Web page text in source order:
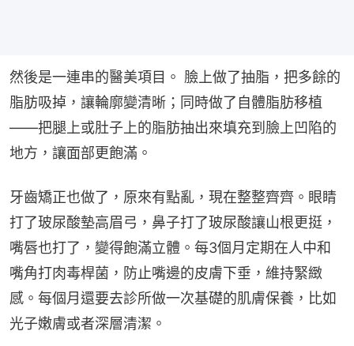
然後是一連串的醫美項目。 臉上做了抽脂，把多餘的
脂肪吸掉，讓輪廓變清晰；同時做了自體脂肪移植
——把腿上或肚子上的脂肪抽出來填充到臉上凹陷的
地方，讓面部更飽滿。
牙齒矯正也做了，原來有點亂，現在整整齊齊。眼睛
打了玻尿酸墊高眉弓，鼻子打了玻尿酸讓山根更挺，
嘴唇也打了，變得飽滿立體。每3個月定期在人中和
嘴角打肉毒桿菌，防止嘴邊的皮膚下垂，維持緊緻
感。每個月還要去診所做一次基礎的肌膚保養，比如
光子嫩膚或者深層清潔。